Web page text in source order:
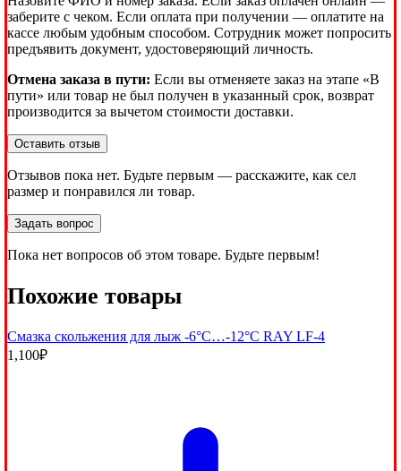
заберите с чеком. Если оплата при получении — оплатите на
кассе любым удобным способом. Сотрудник может попросить
предъявить документ, удостоверяющий личность.
Отмена заказа в пути: Если вы отменяете заказ на этапе «В
пути» или товар не был получен в указанный срок, возврат
производится за вычетом стоимости доставки.
Оставить отзыв
Отзывов пока нет. Будьте первым — расскажите, как сел
размер и понравился ли товар.
Задать вопрос
Пока нет вопросов об этом товаре. Будьте первым!
Похожие товары
Смазка скольжения для лыж -6°C…-12°C RAY LF-4
1,100₽